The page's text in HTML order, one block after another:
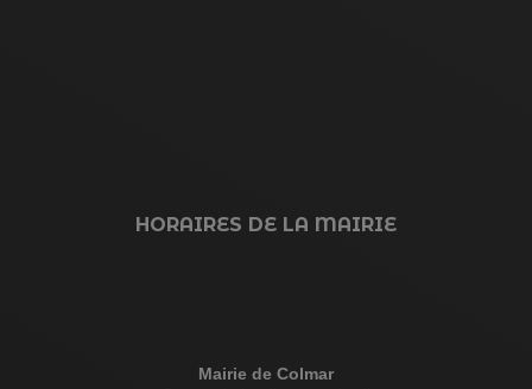
HORAIRES DE LA MAIRIE
Mairie de Colmar